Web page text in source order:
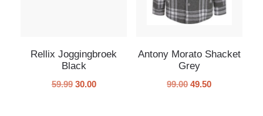
Rellix Joggingbroek
Black
59.99 30.00
Antony Morato Shacket
Grey
99.00 49.50